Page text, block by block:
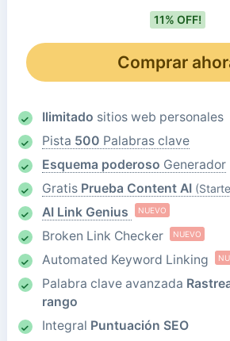
11% OFF!
Comprar
Ilimitado sitios web personales
Pista 500 Palabras clave
Esquema poderoso Generador
Gratis Prueba Content AI
AI Link Genius NUEVO
Broken Link Checker NUEVO
Automated Keyword Linking
Palabra clave avanzada
rango
Integral Puntuación SEO